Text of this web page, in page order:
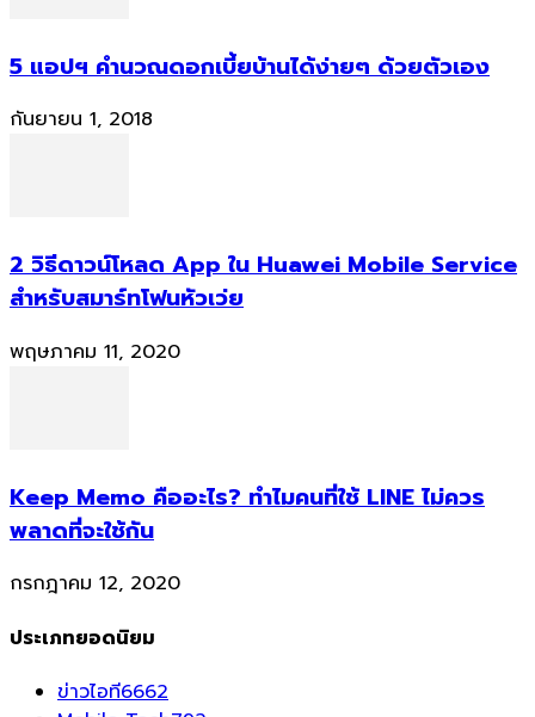
5 แอปฯ คำนวณดอกเบี้ยบ้านได้ง่ายๆ ด้วยตัวเอง
กันยายน 1, 2018
2 วิธีดาวน์โหลด App ใน Huawei Mobile Service
สำหรับสมาร์ทโฟนหัวเว่ย
พฤษภาคม 11, 2020
Keep Memo คืออะไร? ทำไมคนที่ใช้ LINE ไม่ควร
พลาดที่จะใช้กัน
กรกฎาคม 12, 2020
ประเภทยอดนิยม
ข่าวไอที6662